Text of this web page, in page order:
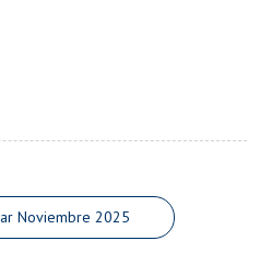
Noviembre 2025